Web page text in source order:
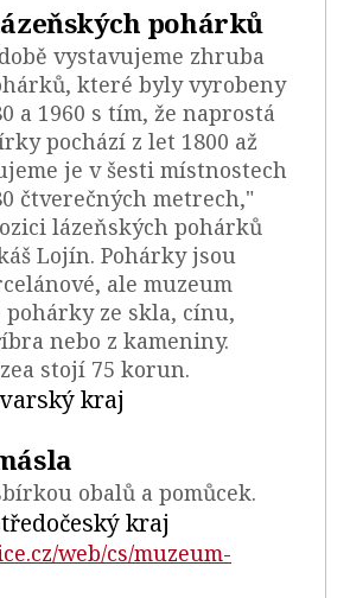
pohárků
vystavujeme zhruba
které byly vyrobeny
a 1960 s tím, že naprostá
pochází z let 1800 až
je v šesti místnostech
čtverečných metrech,"
lázeňských pohárků
Lojín. Pohárky jsou
ale muzeum
ze skla, cínu,
nebo z kameniny.
stojí 75 korun.
kraj
obalů a pomůcek.
kraj
web/cs/muzeum-